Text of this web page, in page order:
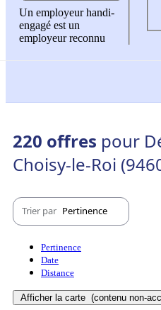
Un employeur handi-
engagé est un
employeur reconnu
220 offres pour
Choisy-le-Roi
Trier par Pertinence
Pertinence
Date
Distance
Afficher la carte (contenu non-